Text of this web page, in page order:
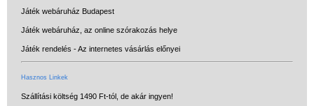
Játék webáruház Budapest
Játék webáruház, az online szórakozás helye
Játék rendelés - Az internetes vásárlás előnyei
Hasznos Linkek
Szállítási költség 1490 Ft-tól, de akár ingyen!